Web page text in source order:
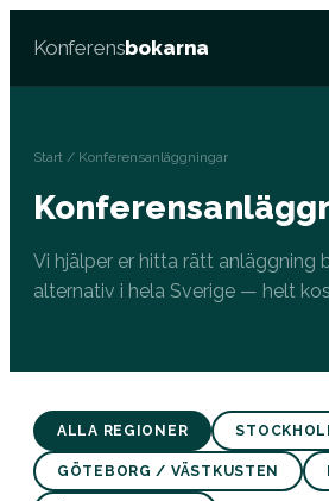
Konferensbokarna
Start / Konferensanläggningar
Vi hjälper er hitta rätt anläggning
alternativ i hela Sverige — helt
ALLA REGIONER
GÖTEBORG / VÄSTKUSTEN